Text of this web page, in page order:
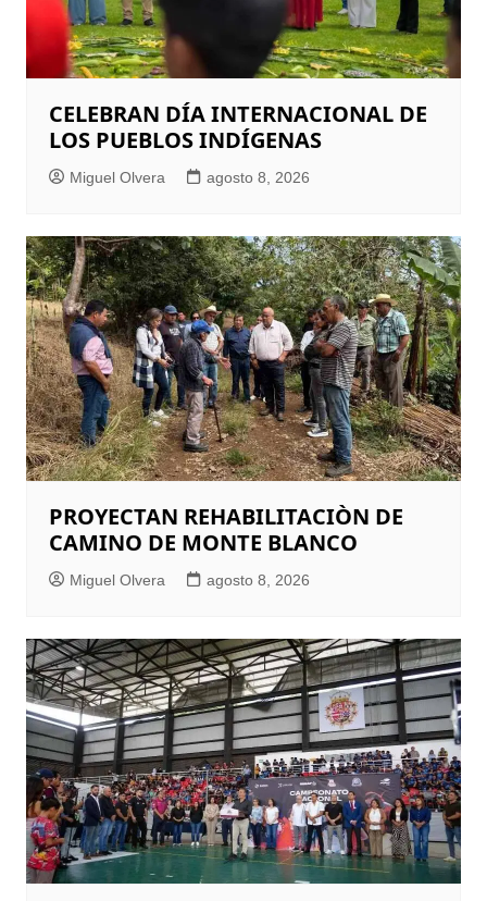
CELEBRAN DÍA INTERNACIONAL DE
LOS PUEBLOS INDÍGENAS
Miguel Olvera agosto 8, 2026
PROYECTAN REHABILITACIÒN DE
CAMINO DE MONTE BLANCO
Miguel Olvera agosto 8, 2026